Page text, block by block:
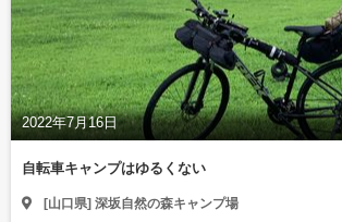
2022年7月16日
自転車キャンプはゆるくない
[山口県] 深坂自然の森キャンプ場